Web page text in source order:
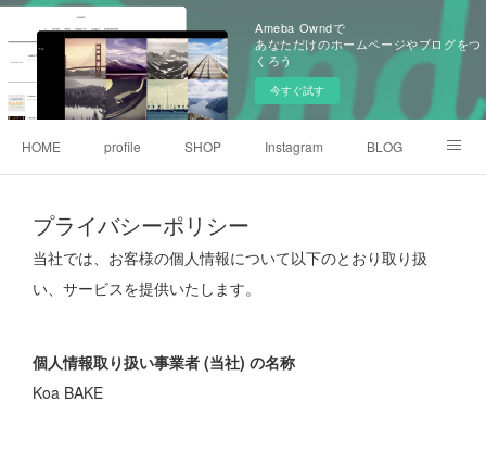
Ameba Owndで
あなただけのホームページやブログをつ
くろう
今すぐ試す
HOME profile SHOP Instagram BLOG
プライバシーポリシー
当社では、お客様の個人情報について以下のとおり取り扱
い、サービスを提供いたします。
個人情報取り扱い事業者 (当社) の名称
Koa BAKE